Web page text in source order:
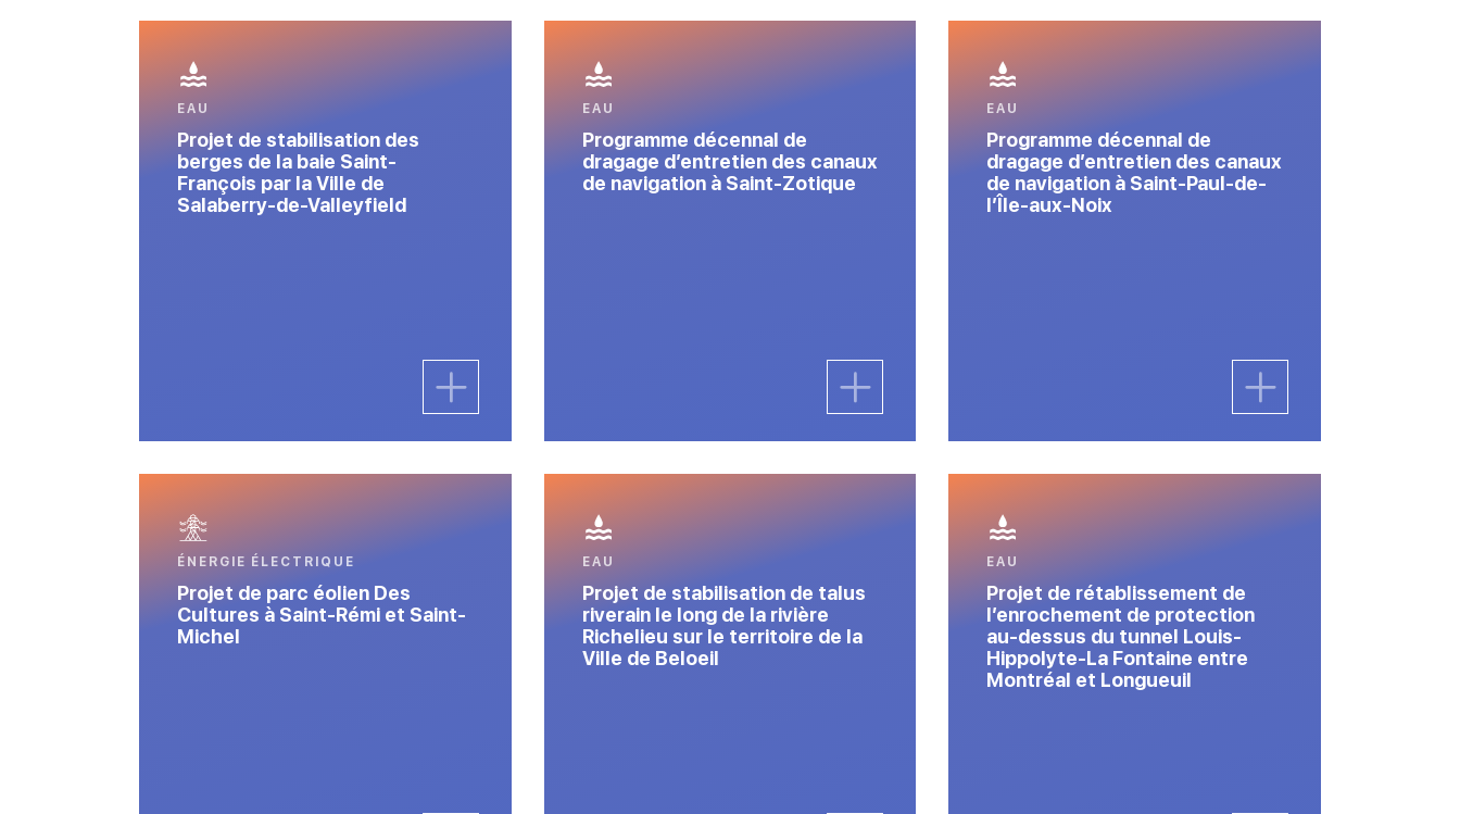
EAU
Projet de stabilisation des
berges de la baie Saint-
François par la Ville de
Salaberry-de-Valleyfield
EAU
Programme décennal de
dragage d’entretien des canaux
de navigation à Saint-Zotique
EAU
Programme décennal de
dragage d’entretien des canaux
de navigation à Saint-Paul-de-
l’Île-aux-Noix
ÉNERGIE ÉLECTRIQUE
Projet de parc éolien Des
Cultures à Saint-Rémi et Saint-
Michel
EAU
Projet de stabilisation de talus
riverain le long de la rivière
Richelieu sur le territoire de la
Ville de Beloeil
EAU
Projet de rétablissement de
l’enrochement de protection
au-dessus du tunnel Louis-
Hippolyte-La Fontaine entre
Montréal et Longueuil